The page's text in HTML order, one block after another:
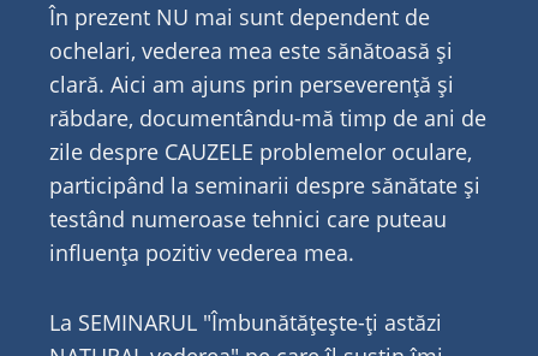
În prezent NU mai sunt dependent de
ochelari, vederea mea este sănătoasă și
clară. Aici am ajuns prin perseverență și
răbdare, documentându-mă timp de ani de
zile despre CAUZELE problemelor oculare,
participând la seminarii despre sănătate și
testând numeroase tehnici care puteau
influența pozitiv vederea mea.
La SEMINARUL "Îmbunătățește-ți astăzi